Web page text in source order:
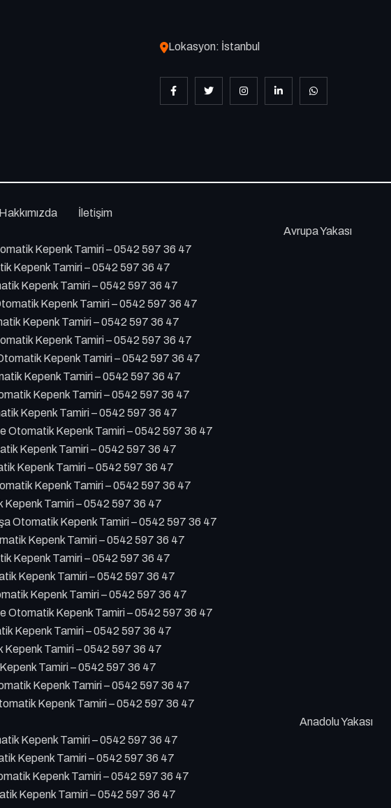
Lokasyon: İstanbul
Hakkımızda
İletişim
Avrupa Yakası
Kepenk Tamiri – 0542 597 36 47
Kepenk Tamiri – 0542 597 36 47
Kepenk Tamiri – 0542 597 36 47
Kepenk Tamiri – 0542 597 36 47
Kepenk Tamiri – 0542 597 36 47
Kepenk Tamiri – 0542 597 36 47
Kepenk Tamiri – 0542 597 36 47
Kepenk Tamiri – 0542 597 36 47
Kepenk Tamiri – 0542 597 36 47
Kepenk Tamiri – 0542 597 36 47
Otomatik Kepenk Tamiri – 0542 597 36 47
Kepenk Tamiri – 0542 597 36 47
Kepenk Tamiri – 0542 597 36 47
Kepenk Tamiri – 0542 597 36 47
Kepenk Tamiri – 0542 597 36 47
Otomatik Kepenk Tamiri – 0542 597 36 47
Kepenk Tamiri – 0542 597 36 47
Kepenk Tamiri – 0542 597 36 47
Kepenk Tamiri – 0542 597 36 47
Kepenk Tamiri – 0542 597 36 47
Otomatik Kepenk Tamiri – 0542 597 36 47
Kepenk Tamiri – 0542 597 36 47
Kepenk Tamiri – 0542 597 36 47
Tamiri – 0542 597 36 47
Kepenk Tamiri – 0542 597 36 47
Kepenk Tamiri – 0542 597 36 47
Anadolu Yakası
Kepenk Tamiri – 0542 597 36 47
Kepenk Tamiri – 0542 597 36 47
Kepenk Tamiri – 0542 597 36 47
Kepenk Tamiri – 0542 597 36 47